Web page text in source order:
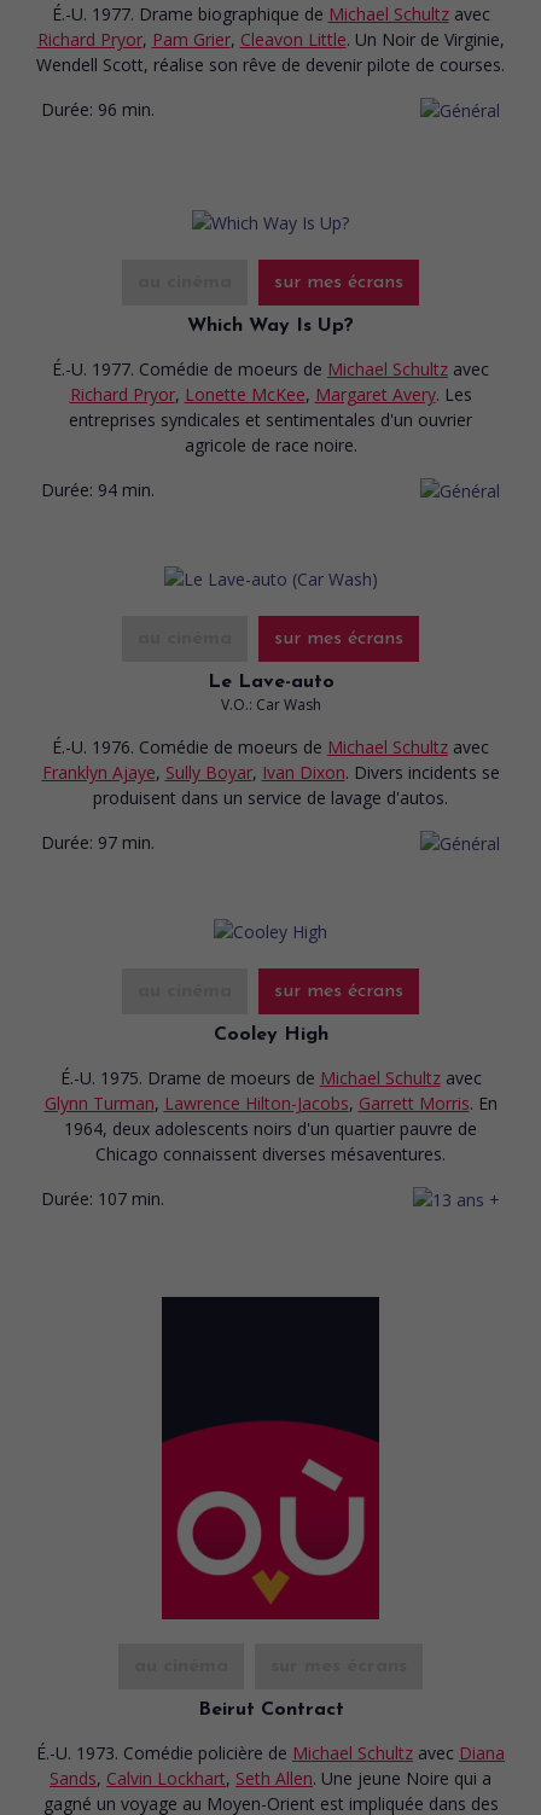
É.-U. 1977. Drame biographique de Michael Schultz avec
Richard Pryor, Pam Grier, Cleavon Little. Un Noir de Virginie,
Wendell Scott, réalise son rêve de devenir pilote de courses.
Durée: 96 min.
sur mes écrans
Which Way Is Up?
É.-U. 1977. Comédie de moeurs de Michael Schultz avec
Richard Pryor, Lonette McKee, Margaret Avery. Les
entreprises syndicales et sentimentales d'un ouvrier
agricole de race noire.
Durée: 94 min.
sur mes écrans
Le Lave-auto
V.O.: Car Wash
É.-U. 1976. Comédie de moeurs de Michael Schultz avec
Franklyn Ajaye, Sully Boyar, Ivan Dixon. Divers incidents se
produisent dans un service de lavage d'autos.
Durée: 97 min.
sur mes écrans
Cooley High
É.-U. 1975. Drame de moeurs de Michael Schultz avec
Glynn Turman, Lawrence Hilton-Jacobs, Garrett Morris. En
1964, deux adolescents noirs d'un quartier pauvre de
Chicago connaissent diverses mésaventures.
Durée: 107 min.
Beirut Contract
É.-U. 1973. Comédie policière de Michael Schultz avec Diana
Sands, Calvin Lockhart, Seth Allen. Une jeune Noire qui a
gagné un voyage au Moyen-Orient est impliquée dans des